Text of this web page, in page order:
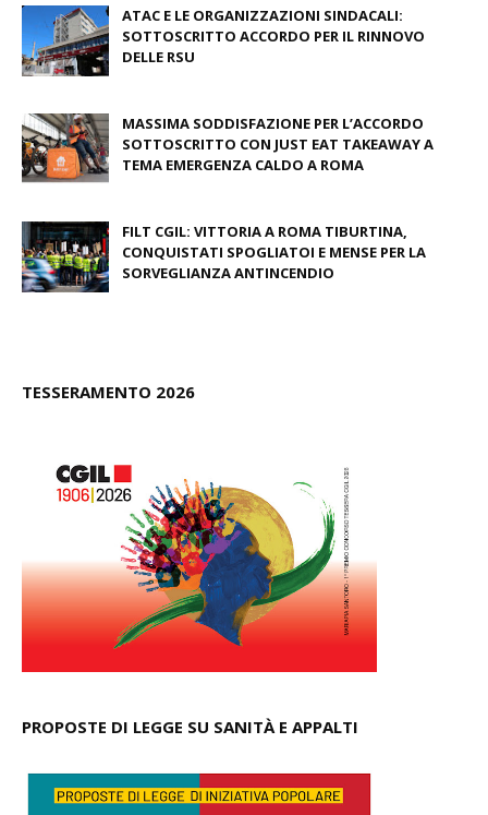
ATAC E LE ORGANIZZAZIONI SINDACALI:
SOTTOSCRITTO ACCORDO PER IL RINNOVO
DELLE RSU
MASSIMA SODDISFAZIONE PER L’ACCORDO
SOTTOSCRITTO CON JUST EAT TAKEAWAY A
TEMA EMERGENZA CALDO A ROMA
FILT CGIL: VITTORIA A ROMA TIBURTINA,
CONQUISTATI SPOGLIATOI E MENSE PER LA
SORVEGLIANZA ANTINCENDIO
TESSERAMENTO 2026
PROPOSTE DI LEGGE SU SANITÀ E APPALTI